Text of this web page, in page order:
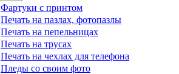
Фартуки с принтом
Печать на пазлах, фотопазлы
Печать на пепельницах
Печать на трусах
Печать на чехлах для телефона
Пледы со своим фото